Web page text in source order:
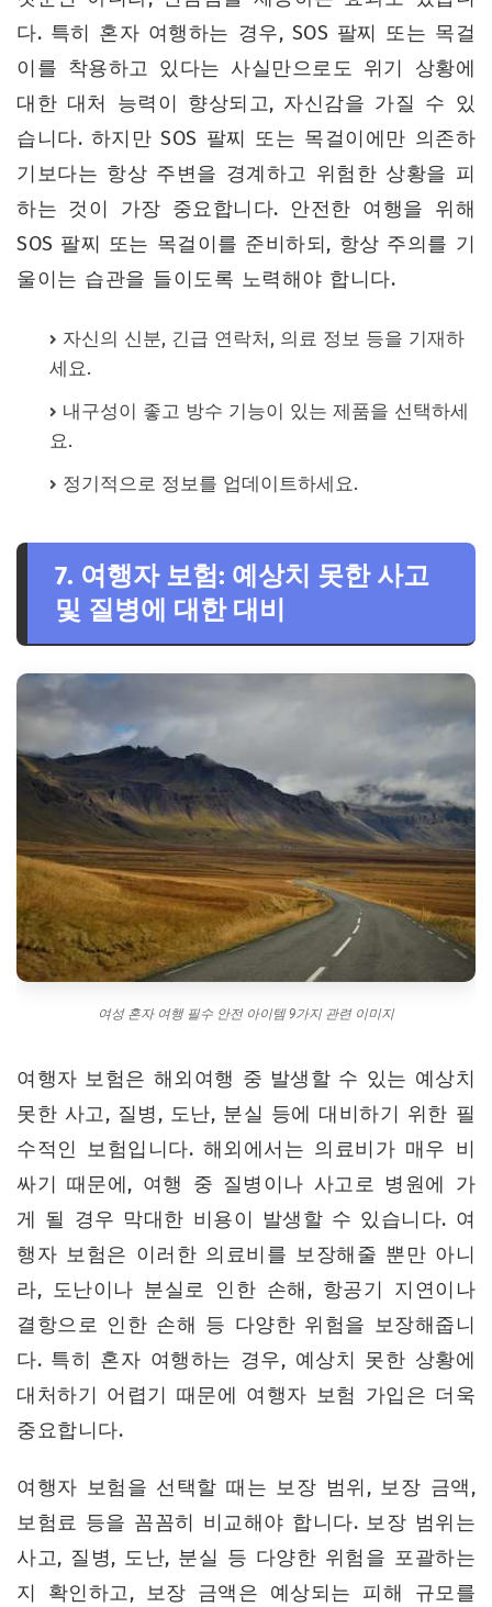
다. 특히 혼자 여행하는 경우, SOS 팔찌 또는 목걸
이를 착용하고 있다는 사실만으로도 위기 상황에
대한 대처 능력이 향상되고, 자신감을 가질 수 있
습니다. 하지만 SOS 팔찌 또는 목걸이에만 의존하
기보다는 항상 주변을 경계하고 위험한 상황을 피
하는 것이 가장 중요합니다. 안전한 여행을 위해
SOS 팔찌 또는 목걸이를 준비하되, 항상 주의를 기
울이는 습관을 들이도록 노력해야 합니다.
자신의 신분, 긴급 연락처, 의료 정보 등을 기재하
세요.
내구성이 좋고 방수 기능이 있는 제품을 선택하세
요.
정기적으로 정보를 업데이트하세요.
7. 여행자 보험: 예상치 못한 사고
및 질병에 대한 대비
여성 혼자 여행 필수 안전 아이템 9가지 관련 이미지
여행자 보험은 해외여행 중 발생할 수 있는 예상치
못한 사고, 질병, 도난, 분실 등에 대비하기 위한 필
수적인 보험입니다. 해외에서는 의료비가 매우 비
싸기 때문에, 여행 중 질병이나 사고로 병원에 가
게 될 경우 막대한 비용이 발생할 수 있습니다. 여
행자 보험은 이러한 의료비를 보장해줄 뿐만 아니
라, 도난이나 분실로 인한 손해, 항공기 지연이나
결항으로 인한 손해 등 다양한 위험을 보장해줍니
다. 특히 혼자 여행하는 경우, 예상치 못한 상황에
대처하기 어렵기 때문에 여행자 보험 가입은 더욱
중요합니다.
여행자 보험을 선택할 때는 보장 범위, 보장 금액,
보험료 등을 꼼꼼히 비교해야 합니다. 보장 범위는
사고, 질병, 도난, 분실 등 다양한 위험을 포괄하는
지 확인하고, 보장 금액은 예상되는 피해 규모를